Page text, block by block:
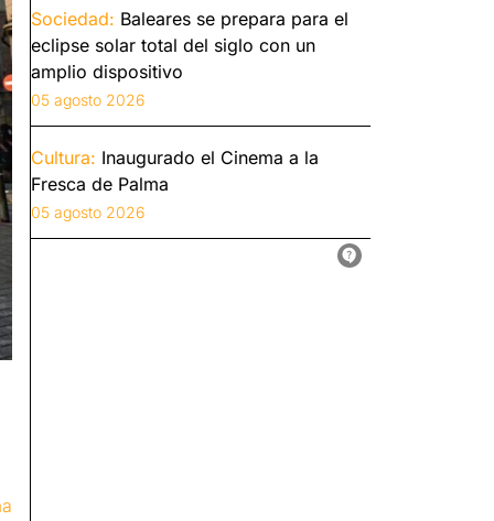
Sociedad: Baleares se prepara para el
eclipse solar total del siglo con un
amplio dispositivo
05 agosto 2026
Cultura: Inaugurado el Cinema a la
Fresca de Palma
05 agosto 2026